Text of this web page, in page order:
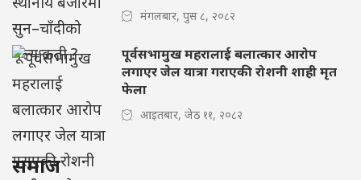
मंगलबार, पुस ८, २०८२
पूर्वसभामुख महरालाई बलात्कार आरोप
लगाएर जेल यात्रा गराएकी रोशनी शाही मृत
फेला
आइतबार, जेठ ११, २०८२
समाज